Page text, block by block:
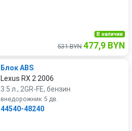
В наличии
531 BYN 477,9 BYN
Блок ABS
Lexus RX 2 2006
3.5 л., 2GR-FE, бензин
внедорожник 5 дв.
44540-48240